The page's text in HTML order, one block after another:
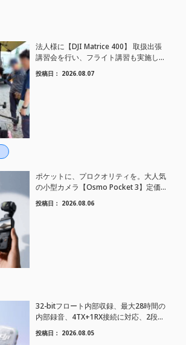
法人様に【DJI Matrice 400】 取扱出張
講習会を行い、フライト講習も実施しま
した。
投稿日： 2026.08.07
ポケットに、プロクオリティを。大人気
の小型カメラ【Osmo Pocket 3】定価が
さらにお値下げされました！
投稿日： 2026.08.06
32-bitフロート内部収録、最大28時間の
内部録音、4TX+1RX接続に対応、2段階
AIノイズキャンセリング搭載｜コンパク
トワイヤレスマイク DJI Mic Mini 2S 登場
投稿日： 2026.08.05